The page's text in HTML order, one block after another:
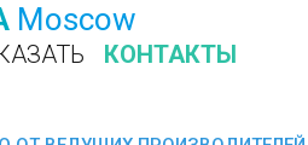
Moscow
КОНТАКТЫ